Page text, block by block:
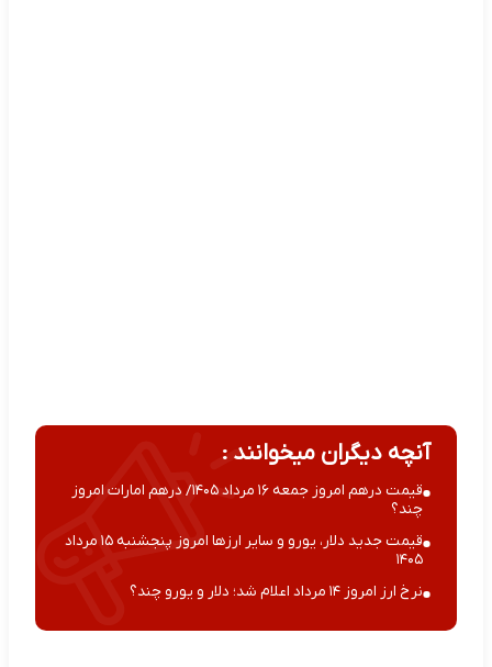
آنچه دیگران میخوانند :
قیمت درهم امروز جمعه ۱۶ مرداد ۱۴۰۵/ درهم امارات امروز
چند؟
قیمت جدید دلار، یورو و سایر ارزها امروز پنجشنبه ۱۵ مرداد
۱۴۰۵
نرخ ارز امروز ۱۴ مرداد اعلام شد؛ دلار و یورو چند؟